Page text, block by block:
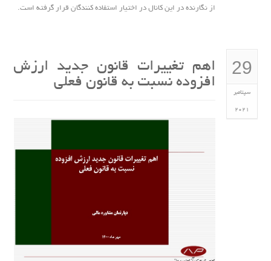
از نگارنده در این کانال در اختیار استفاده کنندگان قرار گرفته است.
29
سپتامبر
2021
اهم تغییرات قانون جدید ارزش
افزوده نسبت به قانون فعلی